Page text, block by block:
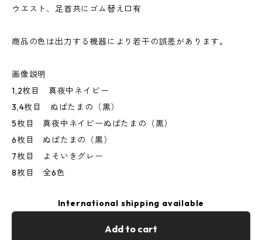
ウエスト、足首共にゴム替え口有
商品の色は出力する機器により若干の誤差があります。
画像説明
1,2枚目 真夜中ネイビー
3,4枚目 ぬばたまの（黒）
5枚目 真夜中ネイビーぬばたまの（黒）
6枚目 ぬばたまの（黒）
7枚目 よそいきグレー
8枚目 全6色
International shipping available
Add to cart